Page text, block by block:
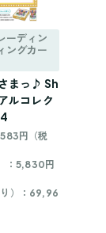
ーディン
ングカー
まっ♪ Sh
ルコレク
円（税
：5,830円
）：69,96